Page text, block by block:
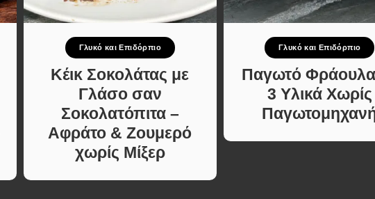
Κυρίως πιάτο
Κρέας
Ζυμαρικά
Σαλάτες
Σνακ
Σούπες και Φαγητά
Κατσαρόλας
Χορτοφαγικές
Σούπες και Φαγητά
Χορτοφαγικές
Συνταγές Μελών
Γλυκό και Επιδόρπιο
Κέικ Σοκολάτας με
Γλάσο σαν
Σοκολατόπιτα –
Αφράτο & Ζουμερό
χωρίς Μίξερ
Γλυκό και Επιδόρπιο
Παγωτό
3 Υλικά Χωρίς